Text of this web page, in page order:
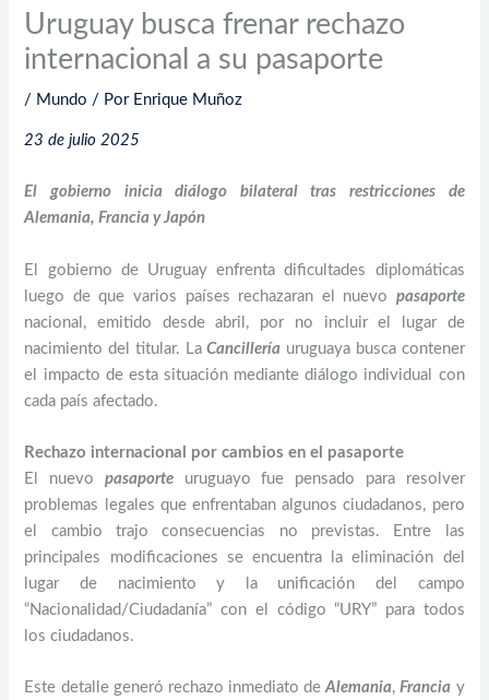
Uruguay busca frenar rechazo
internacional a su pasaporte
/ Mundo / Por Enrique Muñoz
23 de julio 2025
El gobierno inicia diálogo bilateral tras restricciones de
Alemania, Francia y Japón
El gobierno de Uruguay enfrenta dificultades diplomáticas
luego de que varios países rechazaran el nuevo pasaporte
nacional, emitido desde abril, por no incluir el lugar de
nacimiento del titular. LaCancillería uruguaya busca contener
el impacto de esta situación mediante diálogo individual con
cada país afectado.
Rechazo internacional por cambios en el pasaporte
El nuevo pasaporteuruguayo fue pensado para resolver
problemas legales que enfrentaban algunos ciudadanos, pero
el cambio trajo consecuencias no previstas. Entre las
principales modificaciones se encuentra la eliminación del
lugar de nacimiento y la unificación del campo
“Nacionalidad/Ciudadanía” con el código “URY” para todos
los ciudadanos.
Este detalle generó rechazo inmediato deAlemania,Francia y